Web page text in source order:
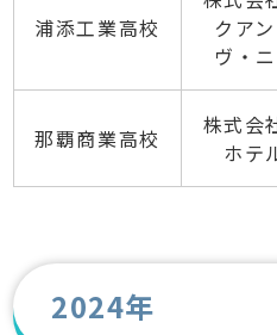
浦添工業高校
クア
ヴ・
那覇商業高校
株式会
ホテ
2024年